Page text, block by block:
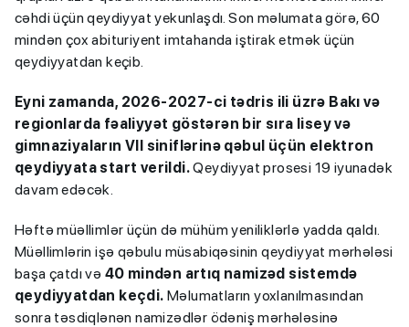
cəhdi üçün qeydiyyat yekunlaşdı. Son məlumata görə, 60
mindən çox abituriyent imtahanda iştirak etmək üçün
qeydiyyatdan keçib.
Eyni zamanda, 2026-2027-ci tədris ili üzrə Bakı və
regionlarda fəaliyyət göstərən bir sıra lisey və
gimnaziyaların VII siniflərinə qəbul üçün elektron
qeydiyyata start verildi.Qeydiyyat prosesi 19 iyunadək
davam edəcək.
Həftə müəllimlər üçün də mühüm yeniliklərlə yadda qaldı.
Müəllimlərin işə qəbulu müsabiqəsinin qeydiyyat mərhələsi
başa çatdı və 40 mindən artıq namizəd sistemdə
qeydiyyatdan keçdi. Məlumatların yoxlanılmasından
sonra təsdiqlənən namizədlər ödəniş mərhələsinə